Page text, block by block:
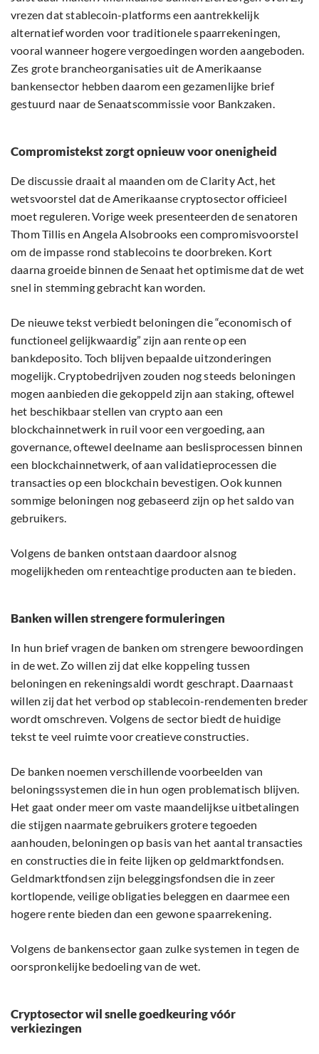
vrezen dat stablecoin-platforms een aantrekkelijk
alternatief worden voor traditionele spaarrekeningen,
vooral wanneer hogere vergoedingen worden aangeboden.
Zes grote brancheorganisaties uit de Amerikaanse
bankensector hebben daarom een gezamenlijke brief
gestuurd naar de Senaatscommissie voor Bankzaken.
Compromistekst zorgt opnieuw voor onenigheid
De discussie draait al maanden om de Clarity Act, het
wetsvoorstel dat de Amerikaanse cryptosector officieel
moet reguleren. Vorige week presenteerden de senatoren
Thom Tillis en Angela Alsobrooks een compromisvoorstel
om de impasse rond stablecoins te doorbreken. Kort
daarna groeide binnen de Senaat het optimisme dat de wet
snel in stemming gebracht kan worden.
De nieuwe tekst verbiedt beloningen die “economisch of
functioneel gelijkwaardig” zijn aan rente op een
bankdeposito. Toch blijven bepaalde uitzonderingen
mogelijk. Cryptobedrijven zouden nog steeds beloningen
mogen aanbieden die gekoppeld zijn aan staking, oftewel
het beschikbaar stellen van crypto aan een
blockchainnetwerk in ruil voor een vergoeding, aan
governance, oftewel deelname aan beslisprocessen binnen
een blockchainnetwerk, of aan validatieprocessen die
transacties op een blockchain bevestigen. Ook kunnen
sommige beloningen nog gebaseerd zijn op het saldo van
gebruikers.
Volgens de banken ontstaan daardoor alsnog
mogelijkheden om renteachtige producten aan te bieden.
Banken willen strengere formuleringen
In hun brief vragen de banken om strengere bewoordingen
in de wet. Zo willen zij dat elke koppeling tussen
beloningen en rekeningsaldi wordt geschrapt. Daarnaast
willen zij dat het verbod op stablecoin-rendementen breder
wordt omschreven. Volgens de sector biedt de huidige
tekst te veel ruimte voor creatieve constructies.
De banken noemen verschillende voorbeelden van
beloningssystemen die in hun ogen problematisch blijven.
Het gaat onder meer om vaste maandelijkse uitbetalingen
die stijgen naarmate gebruikers grotere tegoeden
aanhouden, beloningen op basis van het aantal transacties
en constructies die in feite lijken op geldmarktfondsen.
Geldmarktfondsen zijn beleggingsfondsen die in zeer
kortlopende, veilige obligaties beleggen en daarmee een
hogere rente bieden dan een gewone spaarrekening.
Volgens de bankensector gaan zulke systemen in tegen de
oorspronkelijke bedoeling van de wet.
Cryptosector wil snelle goedkeuring vóór
verkiezingen